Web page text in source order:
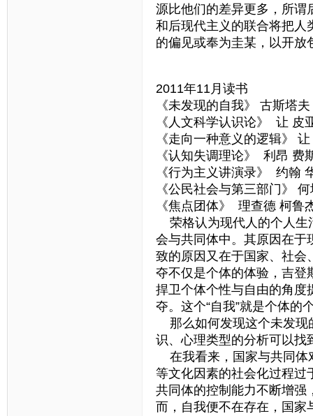
源比他们的差异更多，所谓
和后现代主义的联合将把人
的偏见或奉为圭某，以开放
2011年11月读书
《未发现的自我》 古斯塔
《人文科学认识论》 让 皮
《走向一种意义的逻辑》
《认知失调理论》 利昂 费
《行为主义讲演录》 约翰
《公民社会与第三部门》
《焦点团体》 理查德 柯鲁
荣格认为现代人的个人生
会与共同体中。其原因在于
致的原因又在于国家、社会
夺不仅是个体的体验，吉登
捍卫个体个性与自由的角度
夺。这个“自我”就是个体的
那么如何发现这个未发现
识、心理类型的分析可以找
在我看来，国家与共同体
等文化因素的社会化过程过
共同体的控制能力不断增强
而，自我便不在存在，国家